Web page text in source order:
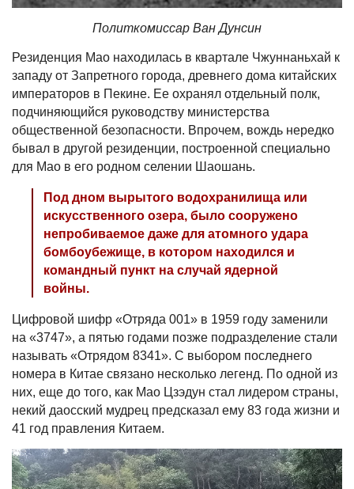
Политкомиссар Ван Дунсин
Резиденция Мао находилась в квартале Чжуннаньхай к
западу от Запретного города, древнего дома китайских
императоров в Пекине. Ее охранял отдельный полк,
подчиняющийся руководству министерства
общественной безопасности. Впрочем, вождь нередко
бывал в другой резиденции, построенной специально
для Мао в его родном селении Шаошань.
Под дном вырытого водохранилища или
искусственного озера, было сооружено
непробиваемое даже для атомного удара
бомбоубежище, в котором находился и
командный пункт на случай ядерной
войны.
Цифровой шифр «Отряда 001» в 1959 году заменили
на «3747», а пятью годами позже подразделение стали
называть «Отрядом 8341». С выбором последнего
номера в Китае связано несколько легенд. По одной из
них, еще до того, как Мао Цзэдун стал лидером страны,
некий даосский мудрец предсказал ему 83 года жизни и
41 год правления Китаем.